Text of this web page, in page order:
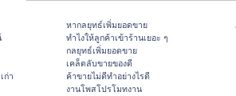
ก่า
หากลยุทธ์เพิ่มยอดขาย
ทําไงให้ลูกค้าเข้าร้านเยอะ ๆ
กลยุทธ์เพิ่มยอดขาย
เคล็ดลับขายของดี
ค้าขายไม่ดีทำอย่างไรดี
งานโพสโปรโมทงาน